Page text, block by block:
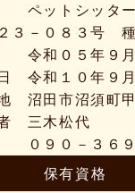
ットシッター
３－０８３号
和０５年９月
令和１０年９
沼田市沼須町
三木松代
０－３６９３
保有資格